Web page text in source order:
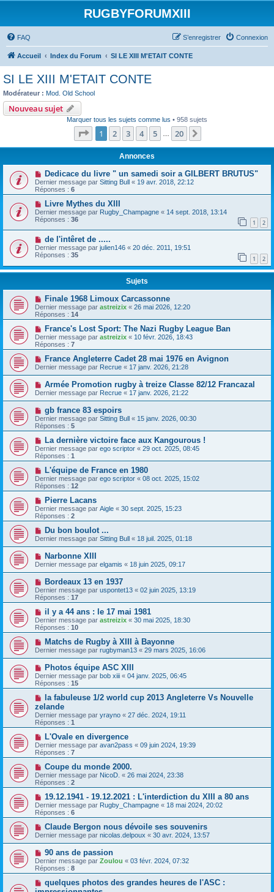
RUGBYFORUMXIII
FAQ Connexion
S’enregistrer
Accueil Index du Forum SI LE XIII M'ETAIT CONTE
SI LE XIII M'ETAIT CONTE
Modérateur : Mod. Old School
Nouveau sujet
Marquer tous les sujets comme lus • 958 sujets
Page 1sur20
1 2 3 4 5 20
Annonces
Dedicace du livre " un samedi soir a GILBERT BRUTUS"
Dernier message par Sitting Bull « 19 avr. 2018, 22:12
Réponses : 6
Livre Mythes du XIII
Dernier message par Rugby_Champagne « 14 sept. 2018, 13:14
Réponses : 36 1 2
de l'intêret de .....
Dernier message par julien146 « 20 déc. 2011, 19:51
Réponses : 35 1 2
Sujets
Finale 1968 Limoux Carcassonne
Dernier message par astreizix « 26 mai 2026, 12:20
Réponses : 14
France's Lost Sport: The Nazi Rugby League Ban
Dernier message par astreizix « 10 févr. 2026, 18:43
Réponses : 7
France Angleterre Cadet 28 mai 1976 en Avignon
Dernier message par Recrue « 17 janv. 2026, 21:28
Armée Promotion rugby à treize Classe 82/12 Francazal
Dernier message par Recrue « 17 janv. 2026, 21:22
gb france 83 espoirs
Dernier message par Sitting Bull « 15 janv. 2026, 00:30
Réponses : 5
La dernière victoire face aux Kangourous !
Dernier message par ego scriptor « 29 oct. 2025, 08:45
Réponses : 1
L'équipe de France en 1980
Dernier message par ego scriptor « 08 oct. 2025, 15:02
Réponses : 12
Pierre Lacans
Dernier message par Aigle « 30 sept. 2025, 15:23
Réponses : 2
Du bon boulot ...
Dernier message par Sitting Bull « 18 juil. 2025, 01:18
Narbonne XIII
Dernier message par elgamis « 18 juin 2025, 09:17
Bordeaux 13 en 1937
Dernier message par uspontet13 « 02 juin 2025, 13:19
Réponses : 17
il y a 44 ans : le 17 mai 1981
Dernier message par astreizix « 30 mai 2025, 18:30
Réponses : 10
Matchs de Rugby à XIII à Bayonne
Dernier message par rugbyman13 « 29 mars 2025, 16:06
Photos équipe ASC XIII
Dernier message par bob xiii « 04 janv. 2025, 06:45
Réponses : 15
la fabuleuse 1/2 world cup 2013 Angleterre Vs Nouvelle
zelande
Dernier message par yrayno « 27 déc. 2024, 19:11
Réponses : 1
L'Ovale en divergence
Dernier message par avan2pass « 09 juin 2024, 19:39
Réponses : 7
Coupe du monde 2000.
Dernier message par NicoD. « 26 mai 2024, 23:38
Réponses : 2
19.12.1941 - 19.12.2021 : L'interdiction du XIII a 80 ans
Dernier message par Rugby_Champagne « 18 mai 2024, 20:02
Réponses : 6
Claude Bergon nous dévoile ses souvenirs
Dernier message par nicolas.delpoux « 30 avr. 2024, 13:57
90 ans de passion
Dernier message par Zoulou « 03 févr. 2024, 07:32
Réponses : 8
quelques photos des grandes heures de l'ASC :